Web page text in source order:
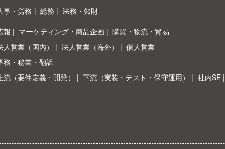
事・労務 総務 法務・知財
報 マーケティング・商品企画
購買・物流・貿易
人営業（国内） 法人営業（海外）
個人営業
務・秘書・翻訳
流（要件定義・開発） 下流（実装・テスト・保守運用） 社内SE